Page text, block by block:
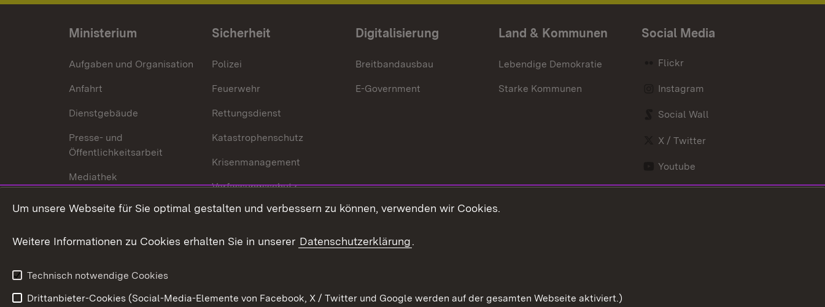
Ministerium
Aufgaben und Organisation
Anfahrt
Dienstgebäude
Presse- und
Öffentlichkeitsarbeit
Mediathek
Publikationen
Sicherheit
Polizei
Feuerwehr
Rettungsdienst
Katastrophenschutz
Krisenmanagement
Verfassungsschutz
Datenschutz
Glücksspielrecht
Digitalisierung
Breitbandausbau
E-Government
Land & Kommunen
Lebendige Demokratie
Starke Kommunen
Social Media
Flickr
Instagram
Social Wall
X / Twitter
Youtube
Um unsere Webseite für Sie optimal gestalten und verbessern zu können, verwenden wir Cookies.
Weitere Informationen zu Cookies erhalten Sie in unserer Datenschutzerklärung.
Technisch notwendige Cookies
Drittanbieter-Cookies (Social-Media-Elemente von Facebook, X / Twitter und Google werden auf der gesamten Webseite aktiviert.)